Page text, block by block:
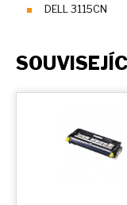
DELL 3115CN